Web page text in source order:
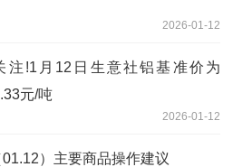
2026-01-12
注!1月12日生意社铝基准价为
元/吨
2026-01-12
）主要商品操作建议